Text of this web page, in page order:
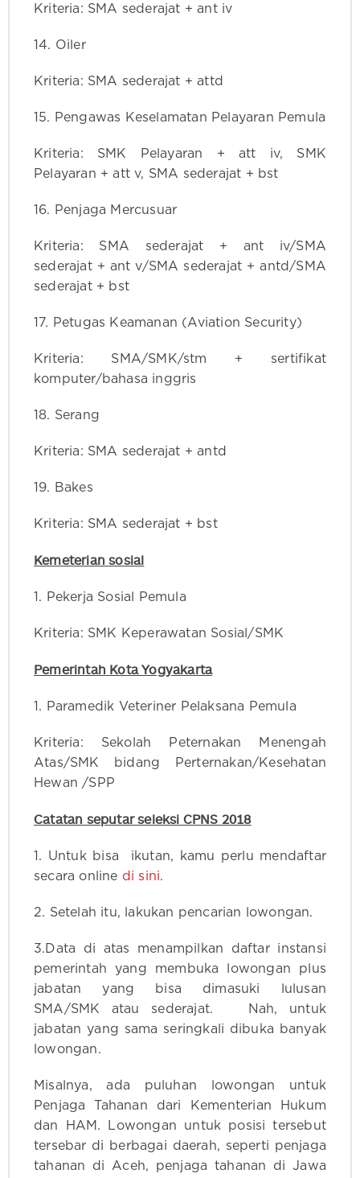
Kriteria: SMA sederajat + ant iv
14. Oiler
Kriteria: SMA sederajat + attd
15. Pengawas Keselamatan Pelayaran Pemula
Kriteria: SMK Pelayaran + att iv, SMK
Pelayaran + att v, SMA sederajat + bst
16. Penjaga Mercusuar
Kriteria: SMA sederajat + ant iv/SMA
sederajat + ant v/SMA sederajat + antd/SMA
sederajat + bst
17. Petugas Keamanan (Aviation Security)
Kriteria: SMA/SMK/stm + sertifikat
komputer/bahasa inggris
18. Serang
Kriteria: SMA sederajat + antd
19. Bakes
Kriteria: SMA sederajat + bst
Kemeterian sosial
1. Pekerja Sosial Pemula
Kriteria: SMK Keperawatan Sosial/SMK
Pemerintah Kota Yogyakarta
1. Paramedik Veteriner Pelaksana Pemula
Kriteria: Sekolah Peternakan Menengah
Atas/SMK bidang Perternakan/Kesehatan
Hewan /SPP
Catatan seputar seleksi CPNS 2018
1. Untuk bisa ikutan, kamu perlu mendaftar
secara online di sini.
2. Setelah itu, lakukan pencarian lowongan.
3.Data di atas menampilkan daftar instansi
pemerintah yang membuka lowongan plus
jabatan yang bisa dimasuki lulusan
SMA/SMK atau sederajat. Nah, untuk
jabatan yang sama seringkali dibuka banyak
lowongan.
Misalnya, ada puluhan lowongan untuk
Penjaga Tahanan dari Kementerian Hukum
dan HAM. Lowongan untuk posisi tersebut
tersebar di berbagai daerah, seperti penjaga
tahanan di Aceh, penjaga tahanan di Jawa